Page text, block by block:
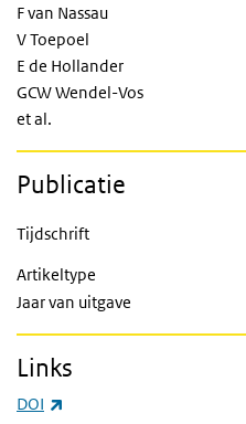
F van Nassau
V Toepoel
E de Hollander
GCW Wendel-Vos
et al.
Publicatie
Tijdschrift
Artikeltype
Jaar van uitgave
Links
DOI